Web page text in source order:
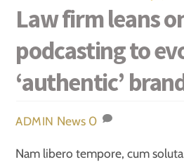
Law firm leans
podcasting to
‘authentic’
ADMIN News 0
Nam libero tempore, cum